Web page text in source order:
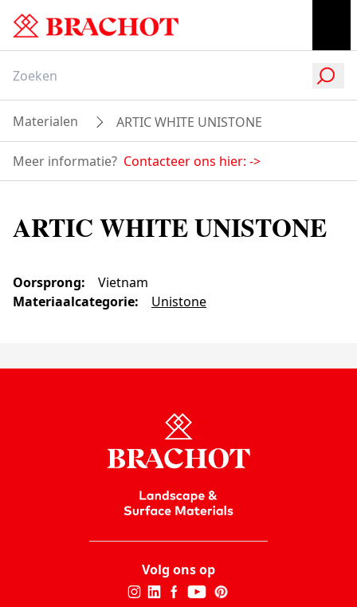
Materialen ARTIC WHITE UNISTONE
Meer informatie? Contacteer ons hier: ->
ARTIC WHITE UNISTONE
Oorsprong:
Vietnam
Materiaalcategorie: Unistone
Volg ons op